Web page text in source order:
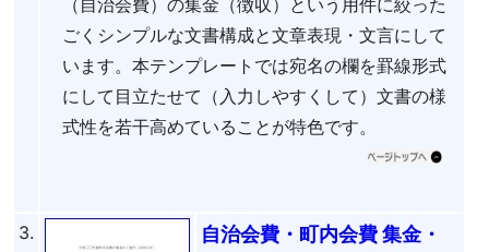
ごくシンプルな文書構成と文章表現・文言にして
います。本テンプレートでは宛名の欄を罫線形式
にして目立たせて（入力しやすくして）文書の様
式性を若干高めていることが特色です。
3.
自治会費・町内会費 集金・